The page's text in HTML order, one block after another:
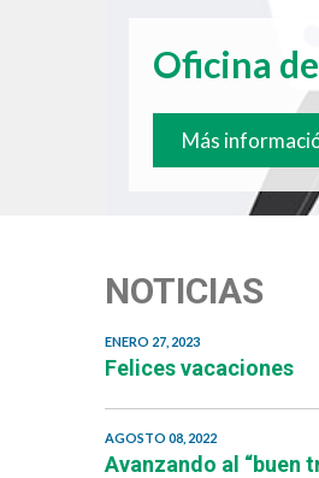
Oficina
Más
NOTICIAS
ENERO 27, 2023
Felices vacaciones
AGOSTO 08, 2022
Avanzando al “buen